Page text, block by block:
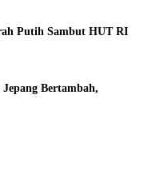
Putih Sambut HUT RI
Bertambah,